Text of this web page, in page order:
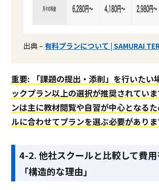
出典 –有料プランについて | SAMURAI
重要: 「課題の提出・添削」を行いたい
ックプラン以上の選択が推奨されてい
ンは主に教材閲覧や自習が中心となる
ルに合わせてプランを選ぶ必要がありま
4-2. 他社スクールと比較して費
「構造的な理由」